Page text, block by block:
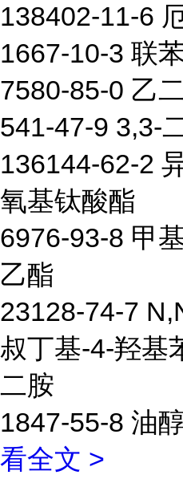
138402-11-6
1667-10-3 联
7580-85-0 乙
541-47-9 3,3-
136144-62-2
氧基钛酸酯
6976-93-8 甲
乙酯
23128-74-7
叔丁基-4-羟基
二胺
1847-55-8 油
看全文 >